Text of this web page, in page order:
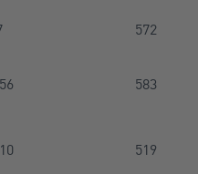
572
583
519